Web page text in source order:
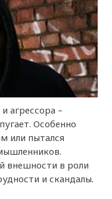
агрессора –
Особенно
или пытался
внешности в роли
и скандалы.